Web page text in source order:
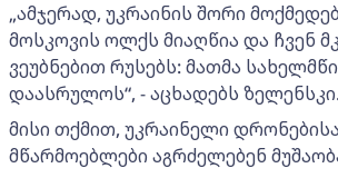
„ამჯერად, უკრაინის შორი
მოსკოვის ოლქს მიაღწია და ჩვენ
ვეუბნებით რუსებს: მათმა
დაასრულოს“, - აცხადებს
მისი თქმით, უკრაინელი
მწარმოებლები აგრძელებენ